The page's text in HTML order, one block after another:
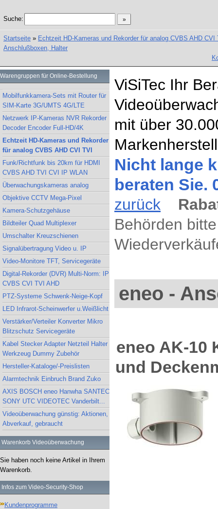
Suche:
Startseite » Echtzeit HD-Kameras und Rekorder für analog CVBS AHD CVI
Anschlußboxen, Halter
Warengruppen für Online-Bestellung
Mobilfunkkamera-Sets mit Router für
SIM-Karte 3G/UMTS 4G/LTE
Netzwerk IP-Kameras NVR Rekorder
Decoder Encoder Full-HD/4K
Echtzeit HD-Kameras und Rekorder
für analog CVBS AHD CVI TVI
Funk/Richtfunk bis 20km für HDMI
CVBS AHD TVI CVI IP WLAN
Überwachungskameras analog
Objektive CCTV Mega-Pixel
Kamera-Schutzgehäuse
Bildteiler Quad Multiplexer
Umschalter Kreuzschienen
Signalübertragung Video u. IP
Video-Monitore TFT, Servicegeräte
Digital-Rekorder (DVR) Multi-Norm: IP
CVBS CVI TVI AHD
PTZ-Systeme Schwenk-Neige-Kopf
LED Infrarot-Scheinwerfer u.Weißlicht
Verstärker/Verteiler Konverter Mikro
Blitzschutz Servicegeräte
Kabel Stecker Adapter Netzteil Halter
Werkzeug Dummy Zubehör
Hersteller-Kataloge/-Preislisten
Alarmtechnik Einbruch Brand Zuko
AXIS BOSCH eneo Hanwha SANTEC
SONY UTC VIDEOTEC Vanderbilt...
Videoüberwachung günstig: Aktionen,
Abverkauf, gebraucht
Warenkorb Videoüberwachung
Sie haben noch keine Artikel in Ihrem
Warenkorb.
Infos zum Video-Security-Shop
Kundenprogramme
ViSiTec Ihr
mit über
Nicht lange
beraten Sie.
zurück
Behörden
eneo -
eneo AK-10
und